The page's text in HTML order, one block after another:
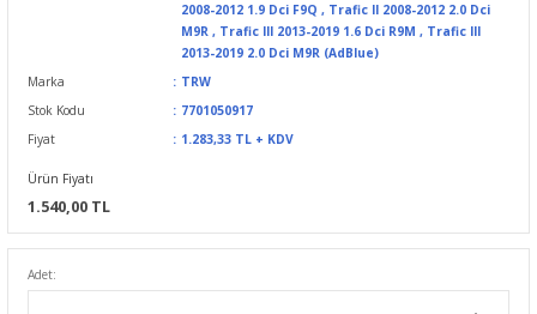
2008-2012 1.9 Dci F9Q , Trafic II 2008-2012 2.0 Dci
M9R , Trafic III 2013-2019 1.6 Dci R9M , Trafic III
2013-2019 2.0 Dci M9R (AdBlue)
Marka
TRW
Stok Kodu
7701050917
Fiyat
1.283,33 TL + KDV
Ürün Fiyatı
1.540,00 TL
Adet: